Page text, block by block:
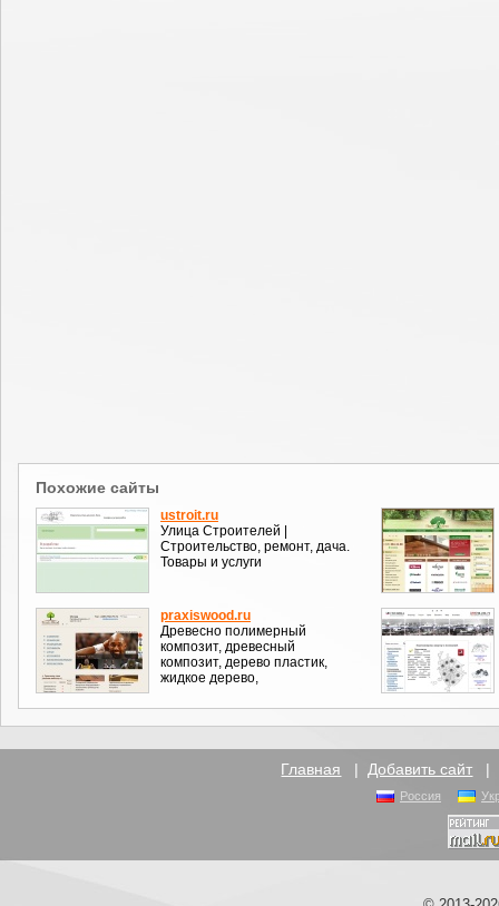
Похожие сайты
ustroit.ru
Улица Строителей |
Строительство, ремонт, дача.
Товары и услуги
praxiswood.ru
Древесно полимерный
композит, древесный
композит, дерево пластик,
жидкое дерево,
Главная | Добавить сайт |
Россия